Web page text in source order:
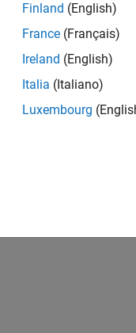
Finland (English)
France (Français)
Ireland (English)
Italia (Italiano)
Luxembourg